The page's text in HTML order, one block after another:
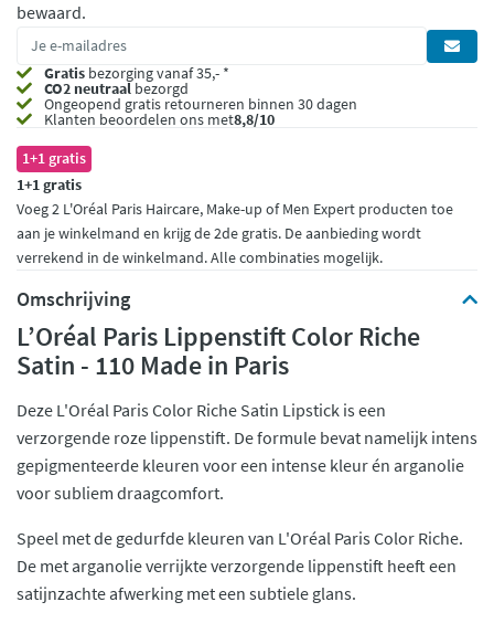
bewaard.
Gratis bezorging vanaf 35,- *
CO2 neutraalbezorgd
Ongeopend gratis retourneren binnen 30 dagen
Klanten beoordelen ons met8,8/10
1+1 gratis
1+1 gratis
Voeg 2 L'Oréal Paris Haircare, Make-up of Men Expert producten toe
aan je winkelmand en krijg de 2de gratis. De aanbieding wordt
verrekend in de winkelmand. Alle combinaties mogelijk.
Omschrijving
L’Oréal Paris Lippenstift Color Riche
Satin - 110 Made in Paris
Deze L'Oréal Paris Color Riche Satin Lipstick is een
verzorgende roze lippenstift. De formule bevat namelijk intens
gepigmenteerde kleuren voor een intense kleur én arganolie
voor subliem draagcomfort.
Speel met de gedurfde kleuren van L'Oréal Paris Color Riche.
De met arganolie verrijkte verzorgende lippenstift heeft een
satijnzachte afwerking met een subtiele glans.